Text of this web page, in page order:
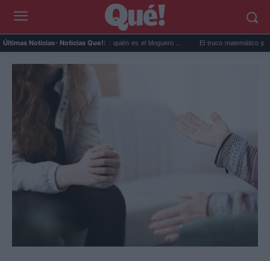
Últimas Noticias- Noticias Que!:
Perez Hilton directo TikTok: quién es el bloguero ... El truco matemático para